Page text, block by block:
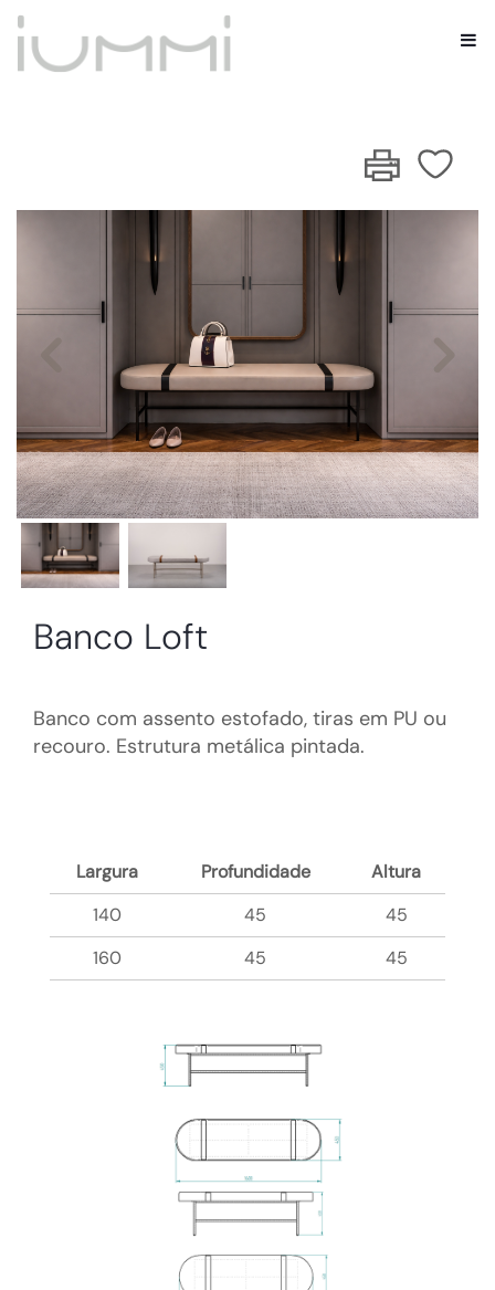
Banco Loft
Banco com assento estofado, tiras em PU ou
recouro. Estrutura metálica pintada.
Largura Profundidade
Altura
140
45
45
160
45 45